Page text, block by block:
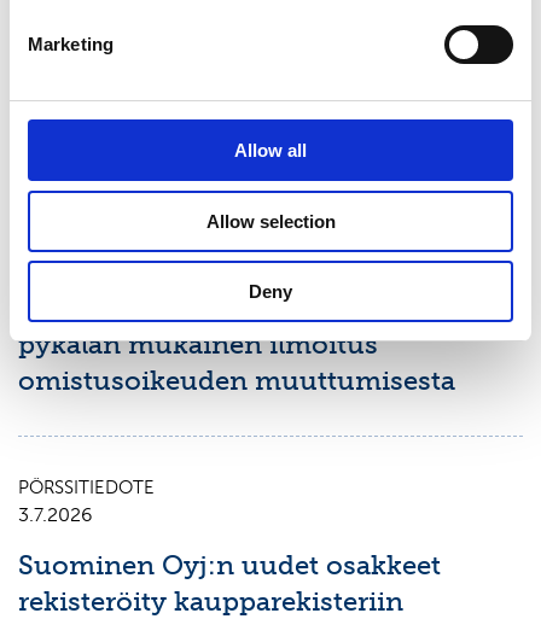
Marketing
Allow all
Allow selection
Deny
Suominen Oyj:n puolivuosikatsaus
PÖRSSITIEDOTE
Suominen Oyj:
Arvopaperimarkkinalain 9 luvun 10
pykälän mukainen ilmoitus
omistusoikeuden muuttumisesta
PÖRSSITIEDOTE
3.7.2026
Suominen Oyj:n uudet osakkeet
rekisteröity kaupparekisteriin